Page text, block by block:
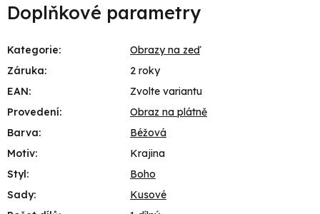
Doplňkové parametry
Kategorie:
Obrazy na zeď
Záruka:
2 roky
EAN:
Zvolte variantu
Provedení:
Obraz na plátně
Barva:
Béžová
Motiv:
Krajina
Styl:
Boho
Sady:
Kusové